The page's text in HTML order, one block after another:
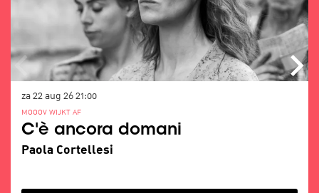
C'è ancora domani
Paola Cortellesi
MOOOV WIJKT AF
za 22 aug 26 21:00